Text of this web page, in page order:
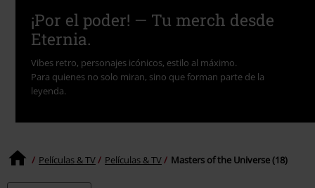
¡Por el poder! — Tu merch desde
Eternia.
Vibes retro, personajes icónicos, estilo al máximo.
Para quienes no solo miran, sino que forman parte de la
leyenda.
Películas & TV Películas & TV Masters of the Universe (18)